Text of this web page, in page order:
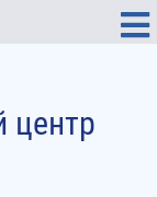
центр